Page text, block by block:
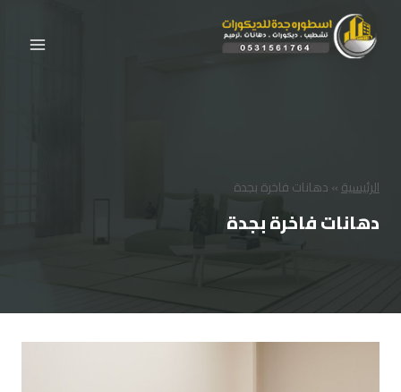
المحتوى
الرئيسية»دهانات فاخرة بجدة
دهانات فاخرة بجدة